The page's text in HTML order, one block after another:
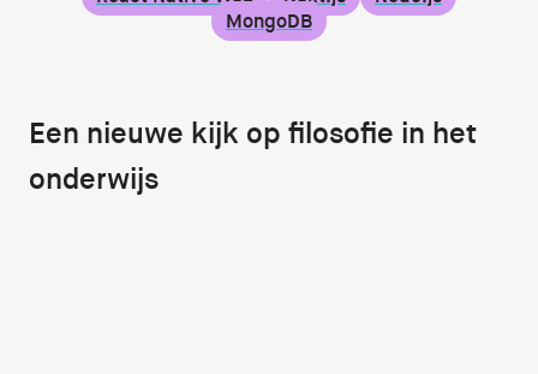
MongoDB
Een nieuwe kijk op filosofie in het
onderwijs